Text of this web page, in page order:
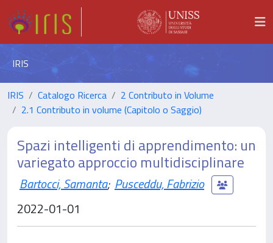
IRIS
IRIS Catalogo Ricerca
2 Contributo in Volume
2.1 Contributo in volume (Capitolo o Saggio)
Spazi intelligenti di apprendimento: un
variegato approccio multidisciplinare
Bartocci, Samanta; Pusceddu, Fabrizio
2022-01-01